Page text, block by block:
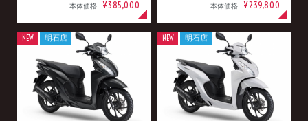
本体価格 ¥385,000 本体価格 ¥239,800
NEW 明石店 NEW 明石店